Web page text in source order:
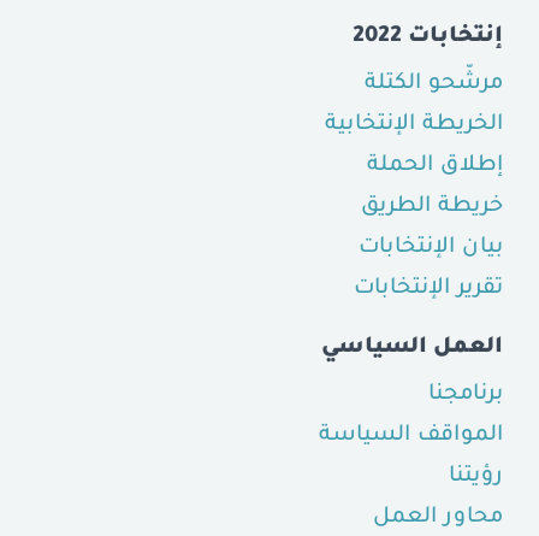
إنتخابات 2022
مرشّحو الكتلة
الخريطة الإنتخابية
إطلاق الحملة
خريطة الطريق
بيان الإنتخابات
تقرير الإنتخابات
العمل السياسي
برنامجنا
المواقف السياسة
رؤيتنا
محاور العمل